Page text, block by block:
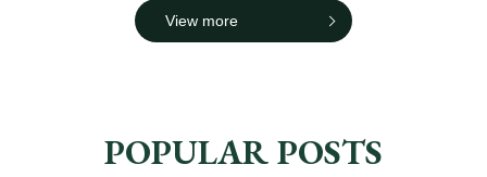
View more
POPULAR POSTS